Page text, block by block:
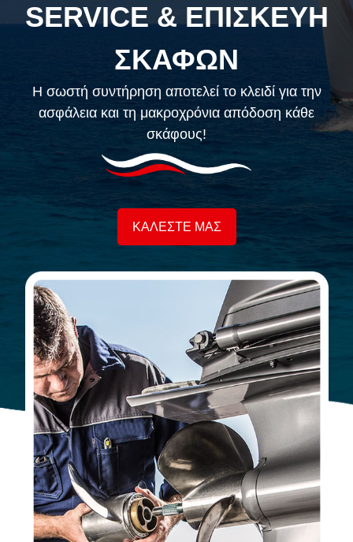
SERVICE & ΕΠΙΣΚΕΥΗ
ΣΚΑΦΩΝ
Η σωστή συντήρηση αποτελεί το κλειδί για την
ασφάλεια και τη μακροχρόνια απόδοση κάθε
σκάφους!
ΚΑΛΕΣΤΕ ΜΑΣ